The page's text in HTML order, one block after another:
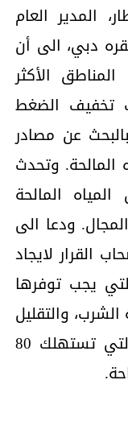
المدير العام
دبي، الى أن
الأكثر
تخفيف الضغط
عن مصادر
المالحة. وتحدث
المالحة
ودعا الى
القرار لايجاد
يجب توفرها
والتقليل
من الاعتماد عليها في الزراعة التي تستهلك 80